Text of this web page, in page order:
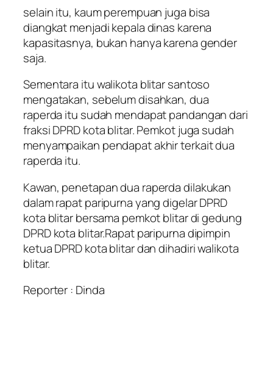
selain itu, kaum perempuan juga bisa
diangkat menjadi kepala dinas karena
kapasitasnya, bukan hanya karena gender
saja.
Sementara itu walikota blitar santoso
mengatakan, sebelum disahkan, dua
raperda itu sudah mendapat pandangan dari
fraksi DPRD kota blitar. Pemkot juga sudah
menyampaikan pendapat akhir terkait dua
raperda itu.
Kawan, penetapan dua raperda dilakukan
dalam rapat paripurna yang digelar DPRD
kota blitar bersama pemkot blitar di gedung
DPRD kota blitar.Rapat paripurna dipimpin
ketua DPRD kota blitar dan dihadiri walikota
blitar.
Reporter : Dinda